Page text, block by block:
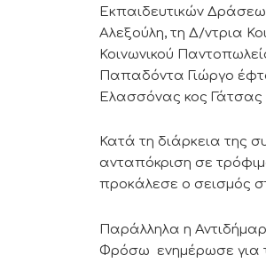
Εκπαιδευτικών
Αλεξούλη, τη Δ/ντρια
Κοινωνικού
Παπαδόντα Γιώργο
Ελασσόνας κος Γάτσας
Κατά τη διάρκεια της
ανταπόκριση σε
προκάλεσε ο σεισμός
Παράλληλα η
Φρόσω ενημέρωσε για